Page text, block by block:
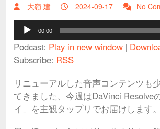
大嶺 建 2024-09-17
No
Audio
Player
00:00
Podcast: Play in new window |
Subscribe: RSS
リニューアルした音声コンテンツも
てきました、今週はDaVinci Resolve
イ」を主観タップリでお届けします。